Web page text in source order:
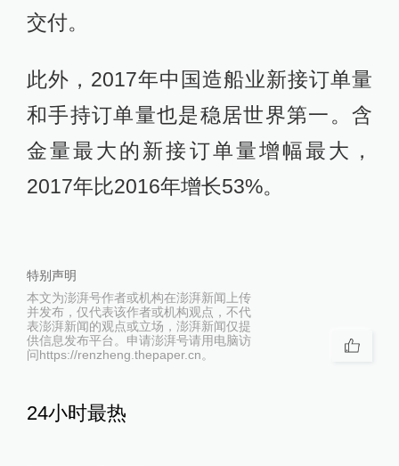
交付。
此外，2017年中国造船业新接订单量
和手持订单量也是稳居世界第一。含
金量最大的新接订单量增幅最大，
2017年比2016年增长53%。
特别声明
本文为澎湃号作者或机构在澎湃新闻上传
并发布，仅代表该作者或机构观点，不代
表澎湃新闻的观点或立场，澎湃新闻仅提
供信息发布平台。申请澎湃号请用电脑访
问https://renzheng.thepaper.cn。
24小时最热